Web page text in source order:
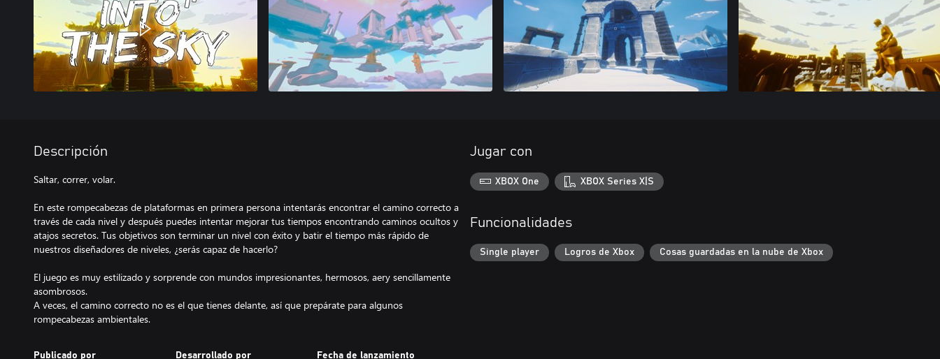
Descripción
Saltar, correr, volar.
En este rompecabezas de plataformas en primera persona intentarás encontrar el camino correcto a
través de cada nivel y después puedes intentar mejorar tus tiempos encontrando caminos ocultos y
atajos secretos. Tus objetivos son terminar un nivel con éxito y batir el tiempo más rápido de
nuestros diseñadores de niveles, ¿serás capaz de hacerlo?
El juego es muy estilizado y sorprende con mundos impresionantes, hermosos, aery sencillamente
asombrosos.
A veces, el camino correcto no es el que tienes delante, así que prepárate para algunos
rompecabezas ambientales.
Publicado por Desarrollado por Fecha de lanzamiento
Jugar con
XBOX One XBOX Series X|S
Funcionalidades
Single player Logros de Xbox Cosas guardadas en la nube de Xbox